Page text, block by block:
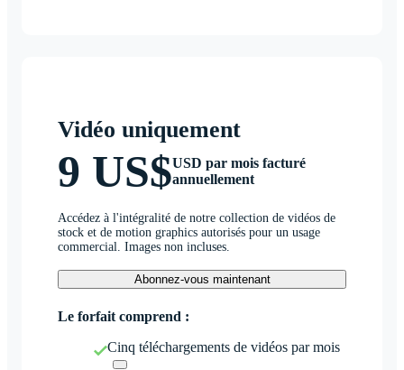
Vidéo uniquement
9 US$USD par mois facturé
annuellement
Accédez à l'intégralité de notre collection de vidéos de
stock et de motion graphics autorisés pour un usage
commercial. Images non incluses.
Abonnez-vous maintenant
Le forfait comprend :
Cinq téléchargements de vidéos par mois